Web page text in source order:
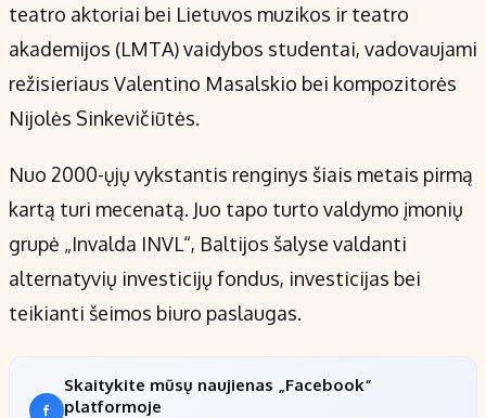
teatro aktoriai bei Lietuvos muzikos ir teatro
akademijos (LMTA) vaidybos studentai, vadovaujami
režisieriaus Valentino Masalskio bei kompozitorės
Nijolės Sinkevičiūtės.
Nuo 2000-ųjų vykstantis renginys šiais metais pirmą
kartą turi mecenatą. Juo tapo turto valdymo įmonių
grupė „Invalda INVL“, Baltijos šalyse valdanti
alternatyvių investicijų fondus, investicijas bei
teikianti šeimos biuro paslaugas.
Skaitykite mūsų naujienas „Facebook“
platformoje